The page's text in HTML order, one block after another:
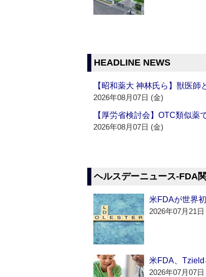
HEADLINE NEWS
【昭和薬大 神林氏ら】獣医
2026年08月07日 (金)
【厚労省検討会】OTC類似薬
2026年08月07日 (金)
ヘルスデーニュース‐FDA
米FDAが世界
2026年07月21日
米FDA、
2026年07月07日